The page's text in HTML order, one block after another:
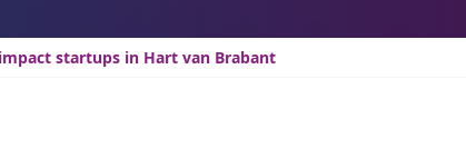
startups in Hart van Brabant